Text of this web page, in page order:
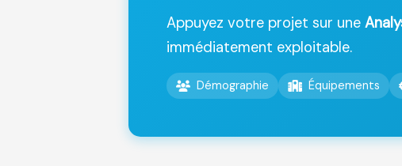
Appuyez votre projet sur une
immédiatement exploitable.
Démographie Équipements